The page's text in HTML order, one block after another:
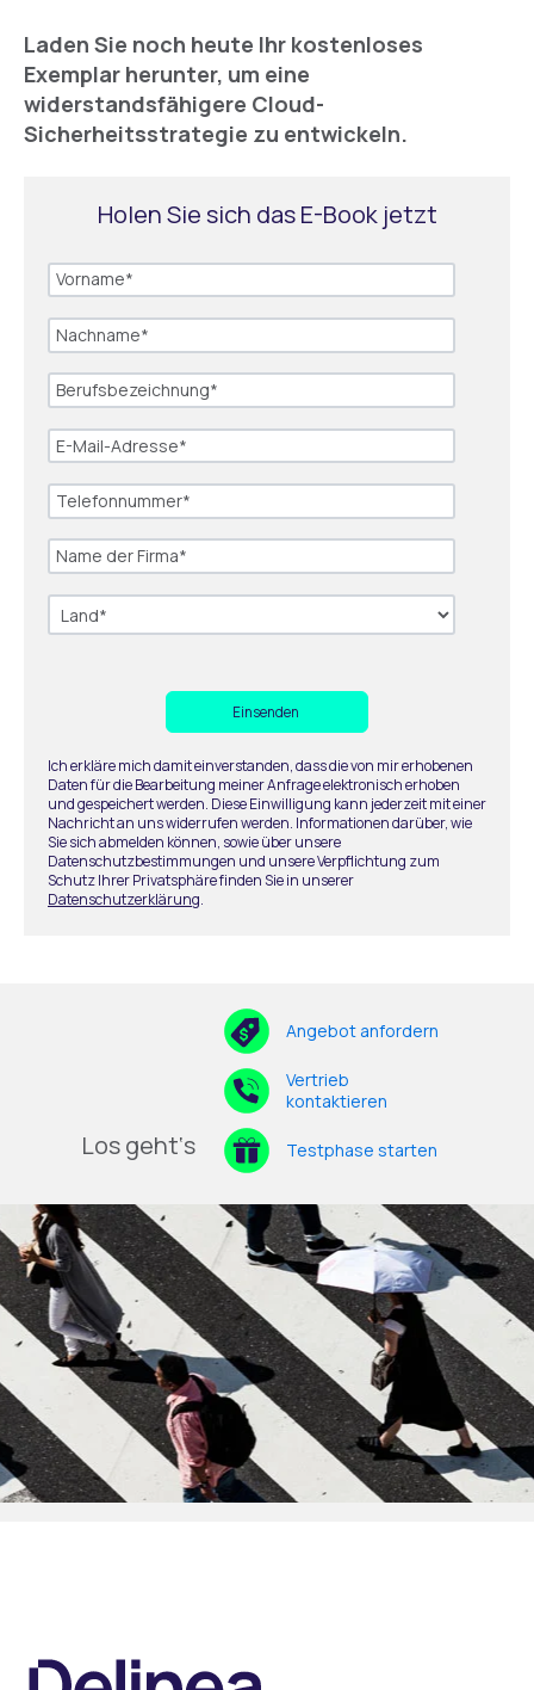
Laden Sie noch heute Ihr kostenloses
Exemplar herunter, um eine
widerstandsfähigere Cloud-
Sicherheitsstrategie zu entwickeln.
Holen Sie sich das E-Book jetzt
Ich erkläre mich damit einverstanden, dass die von mir erhobenen
Daten für die Bearbeitung meiner Anfrage elektronisch erhoben
und gespeichert werden. Diese Einwilligung kann jederzeit mit einer
Nachricht an uns widerrufen werden. Informationen darüber, wie
Sie sich abmelden können, sowie über unsere
Datenschutzbestimmungen und unsere Verpflichtung zum
Schutz Ihrer Privatsphäre finden Sie in unserer
Datenschutzerklärung.
Los geht‘s
Angebot anfordern
Vertrieb
kontaktieren
Testphase starten